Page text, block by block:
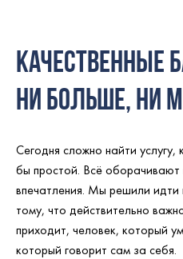
КАЧЕСТВЕННЫЕ
НИ бОЛЬШЕ, НИ
Сегодня сложно найти
бы простой. Всё оборачивают
впечатления. Мы решили идти
тому, что действительно
приходит, человек, который
который говорит сам за себя.